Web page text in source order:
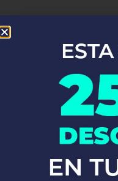
En Fontaneros 24h
sea una emergencia o
disponibles para
semana. A